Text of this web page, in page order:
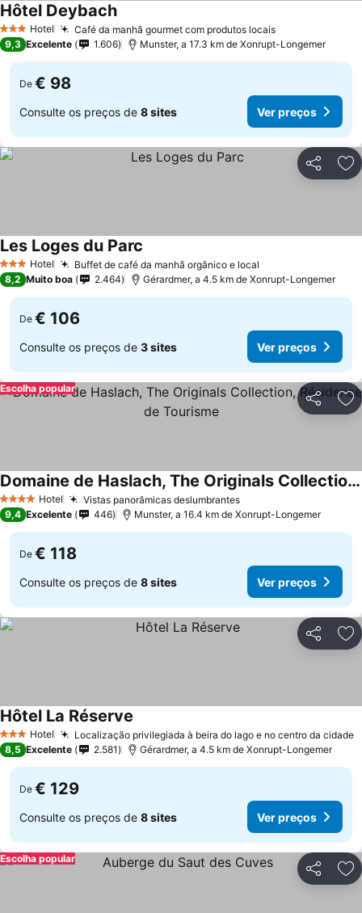
3 EstrelasHotel Café da manhã gourmet com produtos locaisVer preços
Hôtel DeybachVer preços
9,3 Excelente 1.606 Munster, a 17.3 km de Xonrupt-Longemer
De € 98
Consulte os preços de 8 sites Ver preços
Partilhar
3 EstrelasHotel Buffet de café da manhã orgânico e local
Les Loges du Parc
8,2 Muito boa 2.464 Gérardmer, a 4.5 km de Xonrupt-Longemer
De € 106
Consulte os preços de 3 sites Ver preços
Partilhar
Escolha popular
4 EstrelasHotel Vistas panorâmicas deslumbrantesVer preços
Domaine de Haslach, The Originals Collection, Résidence de Tourisme
Ver preços
9,4 Excelente 446 Munster, a 16.4 km de Xonrupt-Longemer
De € 118
Consulte os preços de 8 sites Ver preços
Partilhar
3 EstrelasHotel Localização privilegiada à beira do lago e no centro da cidade
Hôtel La Réserve
8,5 Excelente 2.581 Gérardmer, a 4.5 km de Xonrupt-Longemer
De € 129
Consulte os preços de 8 sites Ver preços
Partilhar
Escolha popular